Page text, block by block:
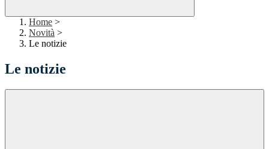
Home >
Novità >
Le notizie
Le notizie